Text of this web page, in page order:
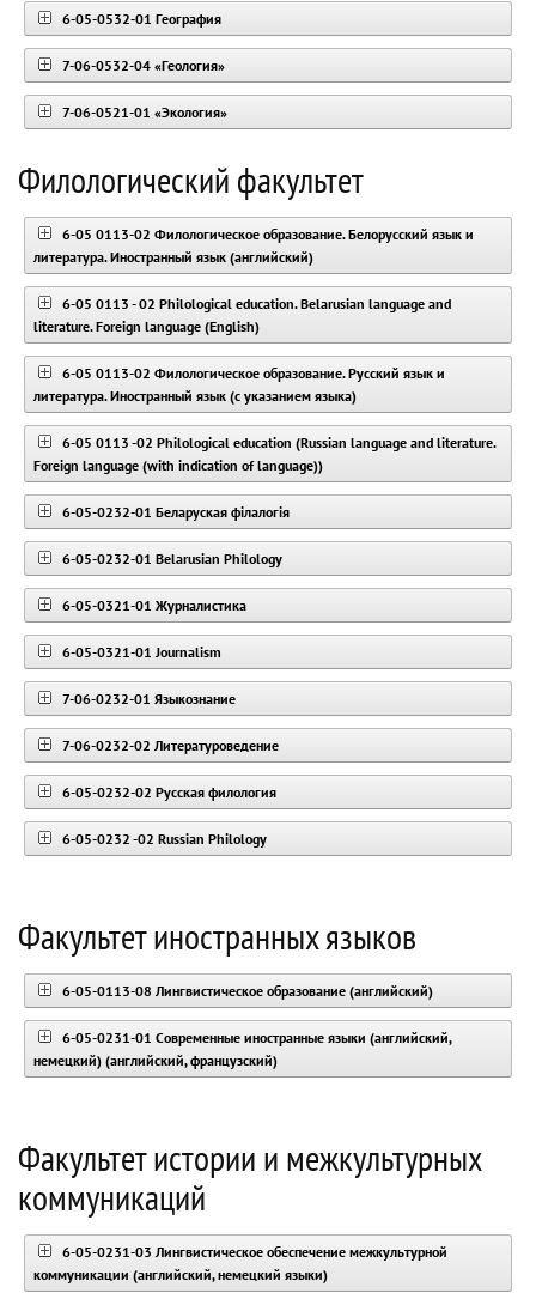
6-05-0532-01 География
7-06-0532-04 «Геология»
7-06-0521-01 «Экология»
Филологический факультет
6-05 0113-02 Филологическое образование. Белорусский язык и
литература. Иностранный язык (английский)
6-05 0113 - 02 Philological education. Belarusian language and
literature. Foreign language (English)
6-05 0113-02 Филологическое образование. Русский язык и
литература. Иностранный язык (с указанием языка)
6-05 0113 -02 Philological education (Russian language and literature.
Foreign language (with indication of language))
6-05-0232-01 Беларуская філалогія
6-05-0232-01 Belarusian Philology
6-05-0321-01 Журналистика
6-05-0321-01 Journalism
7-06-0232-01 Языкознание
7-06-0232-02 Литературоведение
6-05-0232-02 Русская филология
6-05-0232 -02 Russian Philology
Факультет иностранных языков
6-05-0113-08 Лингвистическое образование (английский)
6-05-0231-01 Современные иностранные языки (английский,
немецкий) (английский, французский)
Факультет истории и межкультурных
коммуникаций
6-05-0231-03 Лингвистическое обеспечение межкультурной
коммуникации (английский, немецкий языки)